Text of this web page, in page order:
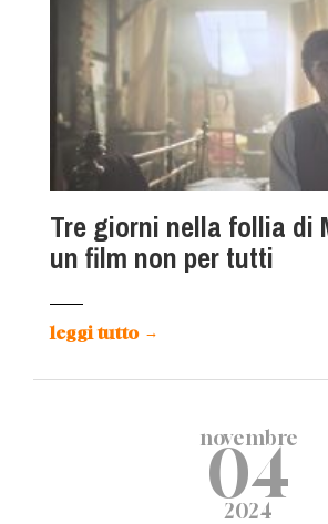
Tre giorni nella follia di
un film non per tutti
leggi tutto →
novembre
04
2024